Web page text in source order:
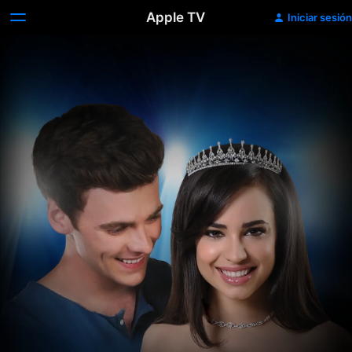
Apple TV Iniciar sesión